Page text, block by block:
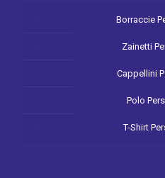
Borraccie
Zainetti
Cappellini
Polo
T-Shirt